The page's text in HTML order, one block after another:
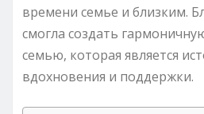
времени семье и близким.
смогла создать
семью, которая является
вдохновения и поддержки.